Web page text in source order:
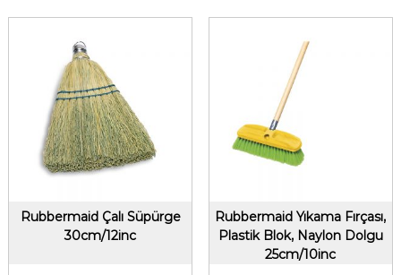
Rubbermaid Çalı Süpürge
30cm/12inc
Rubbermaid Yıkama Fırçası,
Plastik Blok, Naylon Dolgu
25cm/10inc